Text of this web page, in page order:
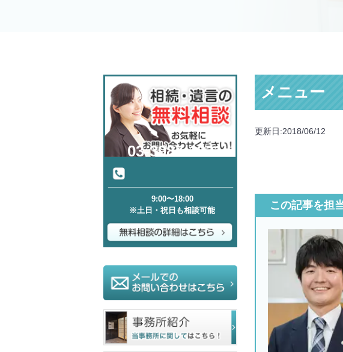
メニュー
更新日:2018/06/12
この記事を担
03-3987-1321
9:00〜18:00
※土日・祝日も相談可能